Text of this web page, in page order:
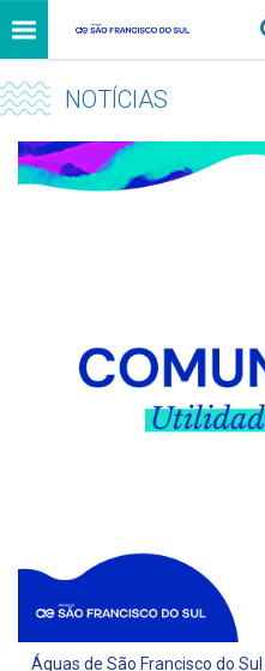
NOTÍCIAS
Águas de São Francisco do